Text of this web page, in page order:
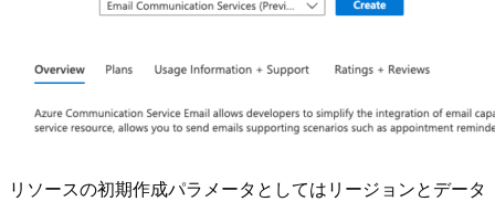
リソースの初期作成パラメータとしてはリージョンとデータ